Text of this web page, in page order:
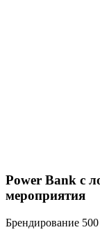
Power Bank с
мероприятия
Брендирование